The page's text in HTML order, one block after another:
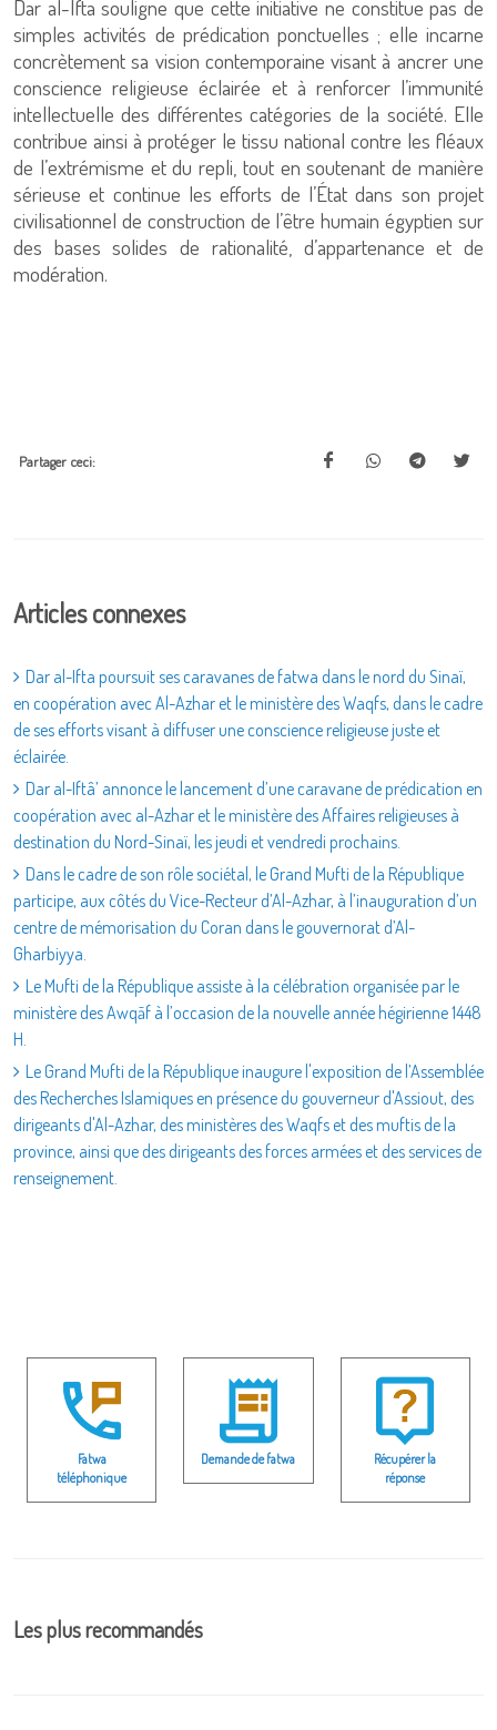
Dar al-Ifta souligne que cette initiative ne constitue pas de
simples activités de prédication ponctuelles ; elle incarne
concrètement sa vision contemporaine visant à ancrer une
conscience religieuse éclairée et à renforcer l’immunité
intellectuelle des différentes catégories de la société. Elle
contribue ainsi à protéger le tissu national contre les fléaux
de l’extrémisme et du repli, tout en soutenant de manière
sérieuse et continue les efforts de l’État dans son projet
civilisationnel de construction de l’être humain égyptien sur
des bases solides de rationalité, d’appartenance et de
modération.
Partager ceci:
Articles connexes
Dar al-Ifta poursuit ses caravanes de fatwa dans le nord du Sinaï,
en coopération avec Al-Azhar et le ministère des Waqfs, dans le cadre
de ses efforts visant à diffuser une conscience religieuse juste et
éclairée.
Dar al-Iftâ’ annonce le lancement d’une caravane de prédication en
coopération avec al-Azhar et le ministère des Affaires religieuses à
destination du Nord-Sinaï, les jeudi et vendredi prochains.
Dans le cadre de son rôle sociétal, le Grand Mufti de la République
participe, aux côtés du Vice-Recteur d’Al-Azhar, à l’inauguration d’un
centre de mémorisation du Coran dans le gouvernorat d’Al-
Gharbiyya.
Le Mufti de la République assiste à la célébration organisée par le
ministère des Awqāf à l’occasion de la nouvelle année hégirienne 1448
H.
Le Grand Mufti de la République inaugure l'exposition de l’Assemblée
des Recherches Islamiques en présence du gouverneur d'Assiout, des
dirigeants d'Al-Azhar, des ministères des Waqfs et des muftis de la
province, ainsi que des dirigeants des forces armées et des services de
renseignement.
Fatwa
téléphonique
Demande de fatwa
Récupérer la
réponse
Les plus recommandés